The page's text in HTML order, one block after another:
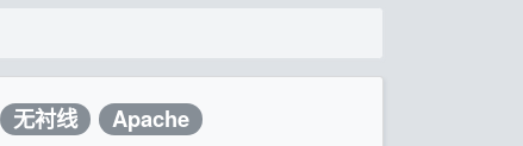
无衬线 Apache